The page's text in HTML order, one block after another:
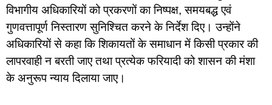
विभागीय अधिकारियों को प्रकरणों का निष्पक्ष, समयबद्ध एवं
गुणवत्तापूर्ण निस्तारण सुनिश्चित करने के निर्देश दिए। उन्होंने
अधिकारियों से कहा कि शिकायतों के समाधान में किसी प्रकार की
लापरवाही न बरती जाए तथा प्रत्येक फरियादी को शासन की मंशा
के अनुरूप न्याय दिलाया जाए।